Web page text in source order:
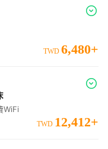
TWD 6,480+
WiFi
TWD 12,412+